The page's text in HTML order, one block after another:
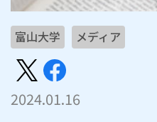
富山大学 メディア
2024.01.16